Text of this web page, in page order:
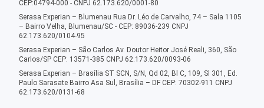
CEP:04794-000 - CNPJ 62.173.620/0001-80
Serasa Experian – Blumenau Rua Dr. Léo de Carvalho, 74 – Sala 1105
– Bairro Velha, Blumenau/SC - CEP: 89036-239 CNPJ
62.173.620/0104-95
Serasa Experian – São Carlos Av. Doutor Heitor José Reali, 360, São
Carlos/SP CEP: 13571-385 CNPJ 62.173.620/0093-06
Serasa Experian – Brasília ST SCN, S/N, Qd 02, Bl C, 109, Sl 301, Ed.
Paulo Sarasate Bairro Asa Sul, Brasília – DF CEP: 70302-911 CNPJ
62.173.620/0131-68